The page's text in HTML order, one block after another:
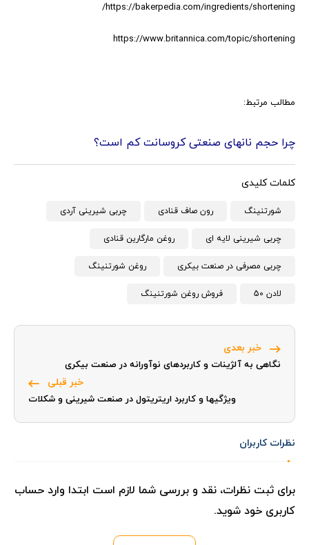
https://bakerpedia.com/ingredients/shortening
/
https://www.britannica.com/topic/shortening
مطالب مرتبط:
چرا حجم نانهای صنعتی کروسانت کم است؟
کلمات کلیدی
شورتنینگ رون صاف قنادی چربی شیرینی آردی
چربی شیرینی لایه ای روغن مارگارین قنادی
چربی مصرفی در صنعت بیکری روغن شورتنینگ
لادن 50 فروش روغن شورتنینگ
خبر بعدی
نگاهی به آلژینات و کاربردهای نوآورانه در صنعت بیکری
خبر قبلی
ویژگیها و کاربرد اریتریتول در صنعت شیرینی و شکلات
نظرات کاربران
برای ثبت نظرات، نقد و بررسی شما لازم است ابتدا وارد حساب
کاربری خود شوید.